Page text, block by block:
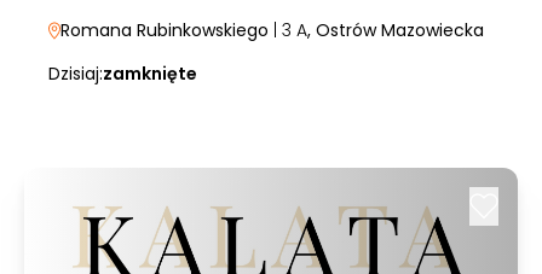
Romana Rubinkowskiego | 3 A, Ostrów Mazowiecka
Dzisiaj:zamknięte